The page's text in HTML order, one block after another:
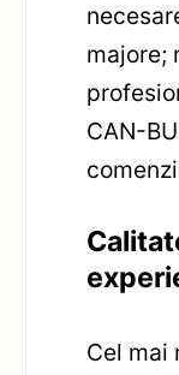
majore;
CAN-
Cel mai